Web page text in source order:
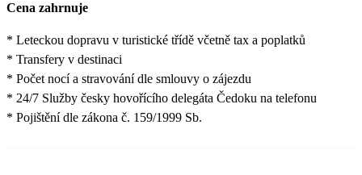
Cena zahrnuje
* Leteckou dopravu v turistické třídě včetně tax a poplatků
* Transfery v destinaci
* Počet nocí a stravování dle smlouvy o zájezdu
* 24/7 Služby česky hovořícího delegáta Čedoku na telefonu
* Pojištění dle zákona č. 159/1999 Sb.